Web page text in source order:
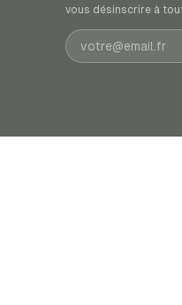
vous désinscrire à
Adresse e-mail